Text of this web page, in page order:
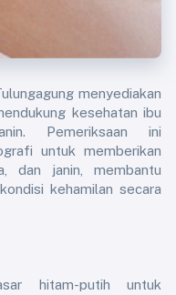
kesehatan ibu
Pemeriksaan ini
untuk memberikan
dan janin, membantu
kehamilan secara
hitam-putih untuk